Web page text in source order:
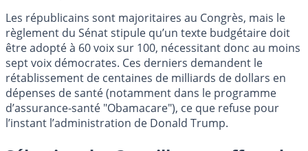
Les républicains sont majoritaires au Congrès, mais le
règlement du Sénat stipule qu’un texte budgétaire doit
être adopté à 60 voix sur 100, nécessitant donc au moins
sept voix démocrates. Ces derniers demandent le
rétablissement de centaines de milliards de dollars en
dépenses de santé (notamment dans le programme
d’assurance-santé "Obamacare"), ce que refuse pour
l’instant l’administration de Donald Trump.